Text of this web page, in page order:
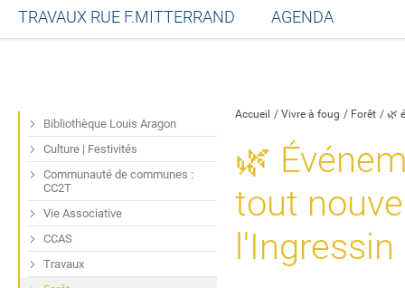
TRAVAUX RUE F.MITTERRAND AGENDA
Accueil Vivre à foug Forêt 🌿
🌿
tout
l'Ingressin
Bibliothèque Louis Aragon
Culture | Festivités
Communauté de communes :
CC2T
Vie Associative
CCAS
Travaux